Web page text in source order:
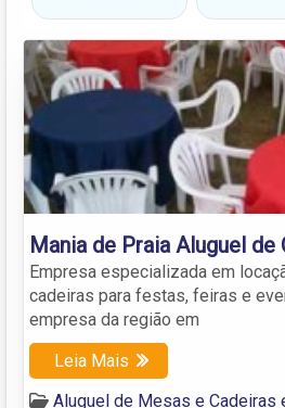
Mania de Praia Aluguel
Empresa especializada em
cadeiras para festas, feiras e
empresa da região em
Leia Mais
Aluguel de Mesas e Cadeiras